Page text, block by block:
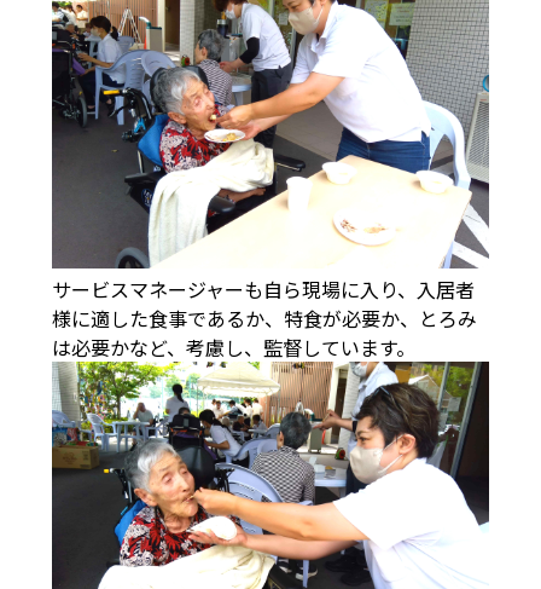
サービスマネージャーも自ら現場に入り、入居者
様に適した食事であるか、特食が必要か、とろみ
は必要かなど、考慮し、監督しています。